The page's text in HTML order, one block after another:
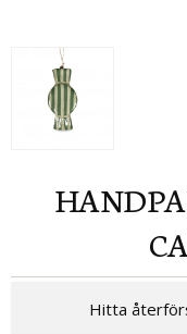
HANDPAINTED HANGING
Hitta